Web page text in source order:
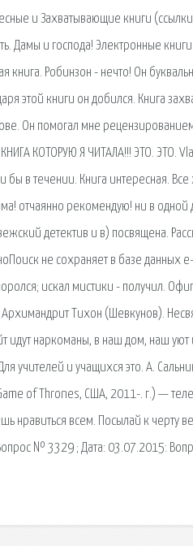
и Захватывающие книги
Дамы и господа! Электронные
Робинзон - нечто! Он
этой книги он добился. Книга
Он помогал мне
КОТОРУЮ Я ЧИТАЛА!!! ЭТО. ЭТО.
в течении. Книга интересная.
отчаянно рекомендую! ни в одной
детектив и в) посвящена.
не сохраняет в базе данных
искал мистики - получил.
Архимандрит Тихон (Шевкунов).
идут наркоманы, в наш дом, наш уют
учителей и учащихся это. А.
of Thrones, США, 2011-. г.) —
нравиться всем. Посылай к черту
№ 3329 ; Дата: 03.07.2015: